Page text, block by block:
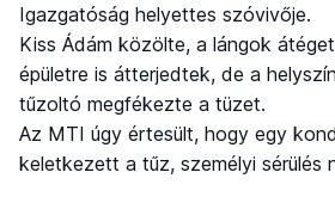
Igazgatóság helyettes szóvivője.
Kiss Ádám közölte, a lángok
épületre is átterjedtek, de a
tűzoltó megfékezte a tüzet.
Az MTI úgy értesült, hogy egy
keletkezett a tűz, személyi sérülés